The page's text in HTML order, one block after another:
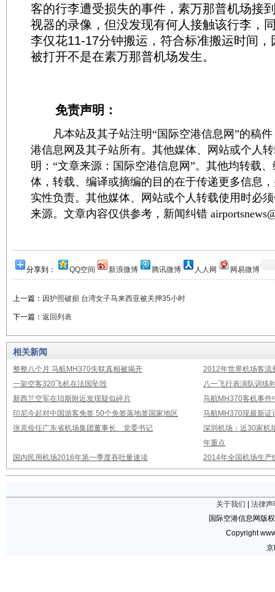
客的行李遭受损失的事件，素万那普机场接
视器的录像，但没发现有何人接触该行李，
李仅花11-17分钟搬运，符合标准搬运时间
被打开不是在素万那普机场发生。
免责声明：
凡本站及其子站注明“国际空港信息网”的稿件
港信息网及其子站所有。其他媒体、网站或个人
明：“文章来源：国际空港信息网”。其他均转载
体，转载、编译或摘编的目的在于传递更多信息
实性负责。其他媒体、网站或个人转载使用时必
来源。文章内容仅供参考，新闻纠错
分享到： QQ空间 新浪微博 腾讯微博 人人网 网易微博
上一篇： 因护照破损 台湾女子马来西亚被关押35小时
下一篇： 返回列表
相关新闻
整整八个月 马航MH370失联真相被揭开
2012年世界机场客流
一架空客320飞机在法国坠毁
八一飞行表演队训练
新西兰空军在珀斯附近发现疑似碎片
马航MH370客机事件
印尼今起对中国游客免签 50个免签落地签国家地区
马航MH370现最新证
张克俭任广东省机场集团董事长、党委书记
深圳机场：近30家机
年重点
国内民用机场2016年第一季度吞吐量速读
2014年全国机场生产
关于我们
法律声
国际空港信息网版
Copyright